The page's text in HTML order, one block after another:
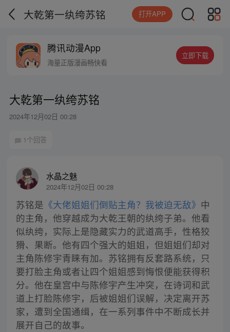
大乾第一纨绔苏铭 打开APP
腾讯动漫App
海量正版漫画畅快看
立即下载
大乾第一纨绔苏铭
2024年12月02日 00:28
1个回答
水晶之魅
2024年12月02日 00:28
苏铭是 《大佬姐姐们倒贴主角？我被迫无敌》 中
的主角，他穿越成为大乾王朝的纨绔子弟。他看
似纨绔，实际上是隐藏实力的武道高手，性格狡
猾、果断。他有四个强大的姐姐，但姐姐们却对
主角陈修宇青睐有加。苏铭拥有反套路系统，只
要打脸主角或者让四个姐姐感到悔恨便能获得积
分。他在皇宫中与陈修宇产生冲突，在诗词和武
道上打脸陈修宇，后被姐姐们误解，决定离开苏
家，遭到全国通缉，在一系列事件中不断成长并
展开自己的故事。